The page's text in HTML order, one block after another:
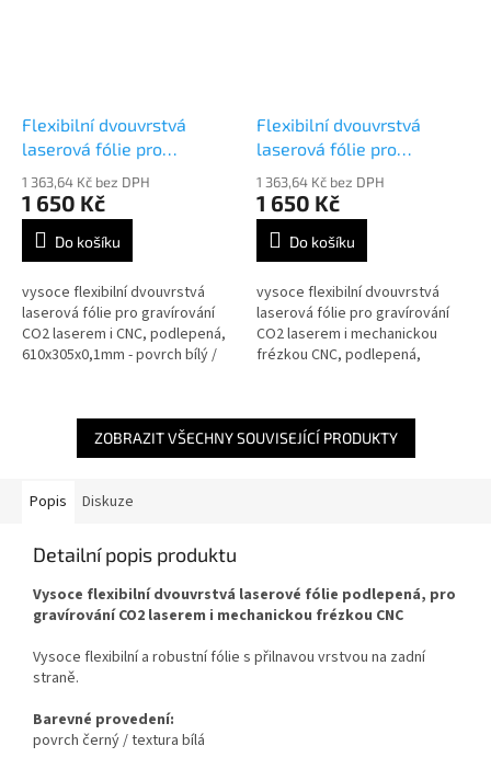
Flexibilní dvouvrstvá
laserová fólie pro
71531
1 363,64 Kč bez DPH
1 650 Kč
Do košíku
vysoce flexibilní dvouvrstvá
laserová fólie pro gravírování
CO2 laserem i CNC, podlepená,
610x305x0,1mm - povrch bílý /
Flexibilní dvouvrstvá
laserová fólie pro
71621
1 363,64 Kč bez DPH
1 650 Kč
Do košíku
vysoce flexibilní dvouvrstvá
laserová fólie pro gravírování
CO2 laserem i mechanickou
frézkou CNC, podlepená,
černá
ZOBRAZIT VŠECHNY SOUVISEJÍCÍ PRODUKTY
Popis Diskuze
Detailní popis produktu
Vysoce flexibilní dvouvrstvá laserové fólie podlepená, pro
gravírování CO2 laserem i mechanickou frézkou CNC
Vysoce flexibilní a robustní fólie s přilnavou vrstvou na zadní
straně.
Barevné provedení:
povrch černý / textura bílá